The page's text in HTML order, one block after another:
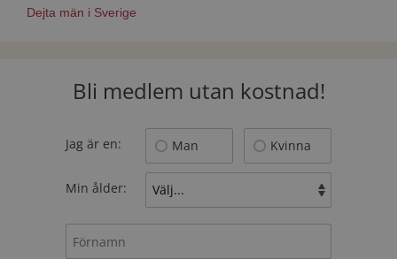
Dejta män i Sverige
Bli medlem utan kostnad!
Jag är en: Man Kvinna
Min ålder: